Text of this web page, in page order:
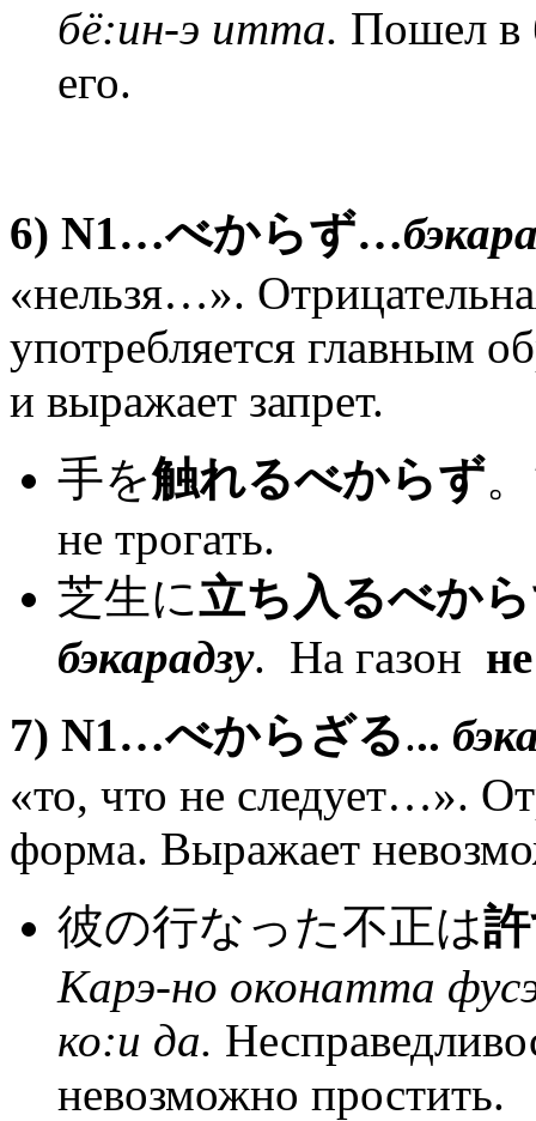
бё:ин-э итта. Пошел в
его.
6) N1…べからず…
«нельзя…».
употребляется главным
и выражает запрет.
手を触れるべからず。
не трогать.
芝生に立ち入るべか
бэкарадзу. На газон
7) N1…べからざる...
«то, что не следует…».
форма. Выражает
彼の行なった不正は
Карэ-но оконатта
ко:и да.
невозможно простить.